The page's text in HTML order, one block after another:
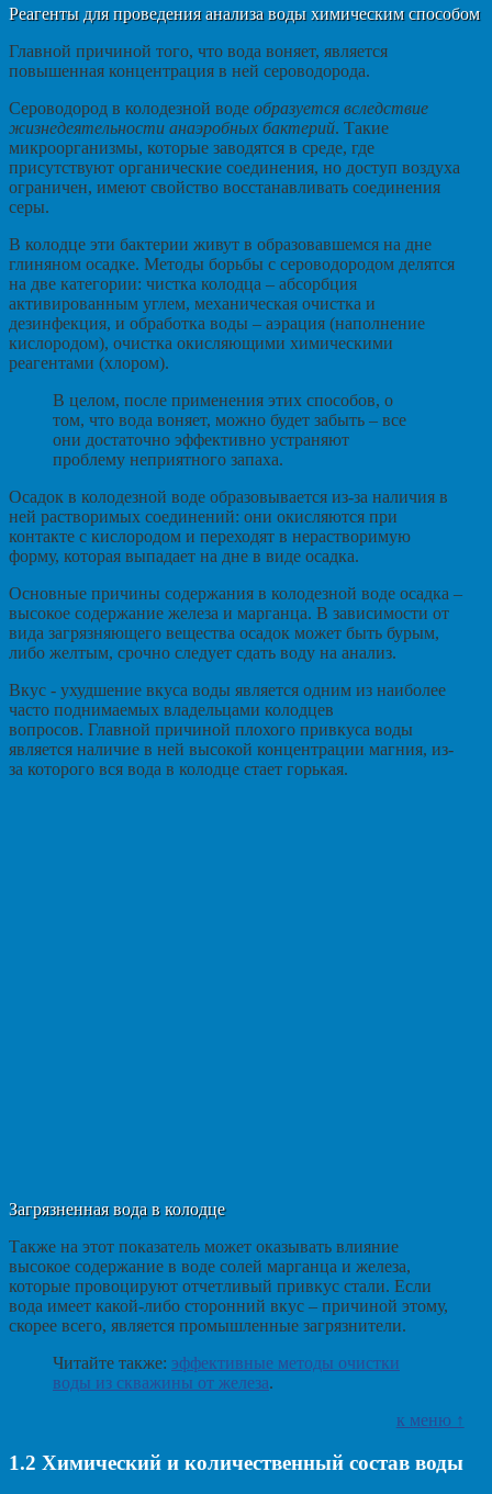
Реагенты для проведения анализа воды химическим способом
Главной причиной того, что вода воняет, является
повышенная концентрация в ней сероводорода.
Сероводород в колодезной воде образуется вследствие
жизнедеятельности анаэробных бактерий. Такие
микроорганизмы, которые заводятся в среде, где
присутствуют органические соединения, но доступ воздуха
ограничен, имеют свойство восстанавливать соединения
серы.
В колодце эти бактерии живут в образовавшемся на дне
глиняном осадке. Методы борьбы с сероводородом делятся
на две категории: чистка колодца – абсорбция
активированным углем, механическая очистка и
дезинфекция, и обработка воды – аэрация (наполнение
кислородом), очистка окисляющими химическими
реагентами (хлором).
В целом, после применения этих способов, о
том, что вода воняет, можно будет забыть – все
они достаточно эффективно устраняют
проблему неприятного запаха.
Осадок в колодезной воде образовывается из-за наличия в
ней растворимых соединений: они окисляются при
контакте с кислородом и переходят в нерастворимую
форму, которая выпадает на дне в виде осадка.
Основные причины содержания в колодезной воде осадка –
высокое содержание железа и марганца. В зависимости от
вида загрязняющего вещества осадок может быть бурым,
либо желтым, срочно следует сдать воду на анализ.
Вкус - ухудшение вкуса воды является одним из наиболее
часто поднимаемых владельцами колодцев
вопросов. Главной причиной плохого привкуса воды
является наличие в ней высокой концентрации магния, из-
за которого вся вода в колодце стает горькая.
Загрязненная вода в колодце
Также на этот показатель может оказывать влияние
высокое содержание в воде солей марганца и железа,
которые провоцируют отчетливый привкус стали. Если
вода имеет какой-либо сторонний вкус – причиной этому,
скорее всего, является промышленные загрязнители.
Читайте также: эффективные методы очистки
воды из скважины от железа.
к меню ↑
1.2 Химический и количественный состав воды